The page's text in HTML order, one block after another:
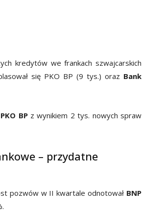
kredytów we frankach szwajcarskich
się PKO BP (9 tys.) oraz Bank
PKO BPz wynikiem 2 tys. nowych spraw
– przydatne
pozwów w II kwartale odnotował BNP